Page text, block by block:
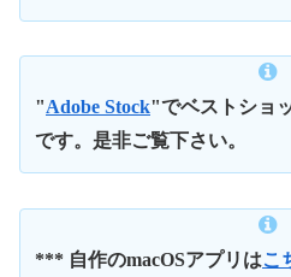
"Adobe Stock"でベストショ
です。是非ご覧下さい。
*** 自作のmacOSアプリはこ